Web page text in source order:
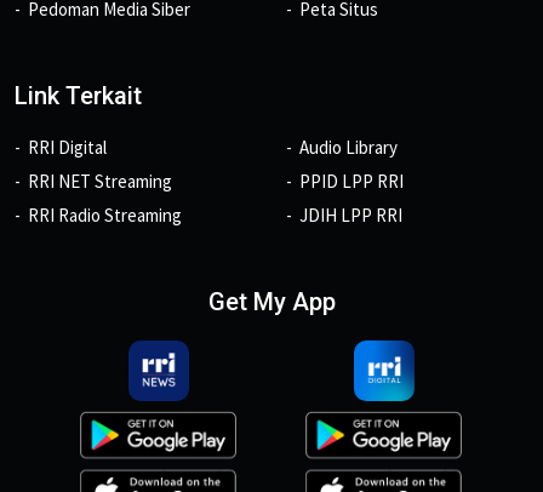
Pedoman Media Siber
Peta Situs
Link Terkait
RRI Digital
RRI NET Streaming
RRI Radio Streaming
Audio Library
PPID LPP RRI
JDIH LPP RRI
Get My App